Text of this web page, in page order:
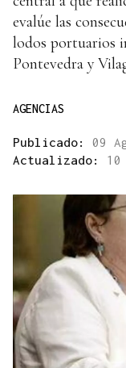
evalúe las
lodos portuarios
Pontevedra y
AGENCIAS
Publicado: 09
Actualizado: